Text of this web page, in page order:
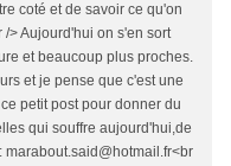
coté et de savoir ce qu'on
/> Aujourd'hui on s'en sort
et beaucoup plus proches.
et je pense que c'est une
petit post pour donner du
qui souffre aujourd'hui,de
marabout.said@hotmail.fr<br